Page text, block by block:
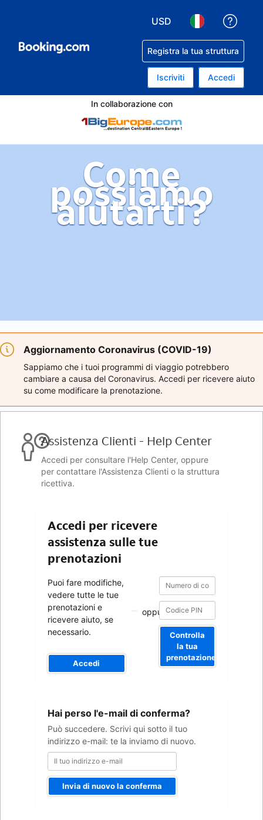
USD
Registra la tua struttura
Iscriviti Accedi
In collaborazione con
Come
possiamo
aiutarti?
Aggiornamento Coronavirus (COVID-19)
Sappiamo che i tuoi programmi di viaggio potrebbero
cambiare a causa del Coronavirus. Accedi per ricevere aiuto
su come modificare la prenotazione.
Assistenza Clienti - Help Center
Accedi per consultare l'Help Center, oppure
per contattare l'Assistenza Clienti o la struttura
ricettiva.
Accedi per ricevere
assistenza sulle tue
prenotazioni
Puoi fare modifiche,
vedere tutte le tue
prenotazioni e
ricevere aiuto, se
necessario.
Accedi
oppure
Numero
di
conferma
Numero
conferma
Controlla
la tua
prenotazione
Hai perso l'e-mail di conferma?
Può succedere. Scrivi qui sotto il tuo
indirizzo e-mail: te la inviamo di nuovo.
indirizzo
Invia di nuovo la conferma